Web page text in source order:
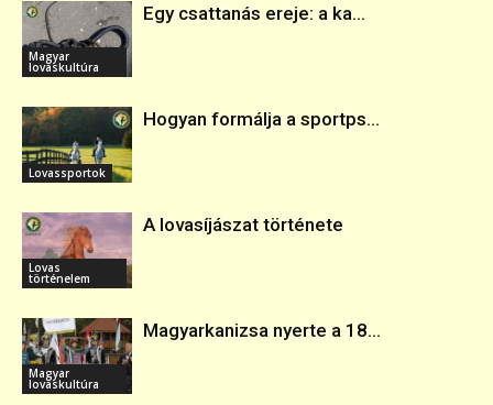
Magyar
lovaskultúra
Egy csattanás ereje: a ka...
Lovassportok
Hogyan formálja a sportps...
Lovas
történelem
A lovasíjászat története
Magyar
lovaskultúra
Magyarkanizsa nyerte a 18...